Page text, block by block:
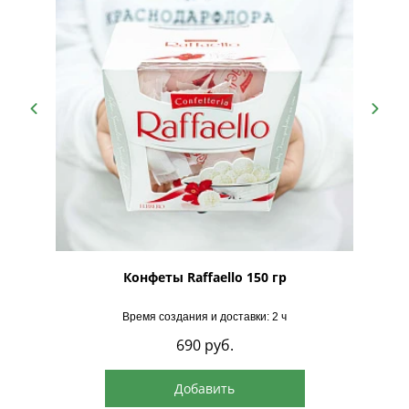
Конфеты Raffaello 150 гр
Время создания и доставки: 2 ч
690 руб.
Добавить